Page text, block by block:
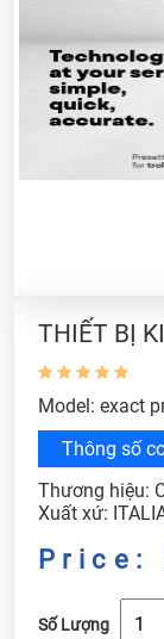
THIẾT BỊ
Model: exact
Thông số
Thương hiệu:
Xuất xứ:
Price:
Số Lượng